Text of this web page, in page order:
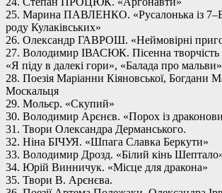
25. Марина ПАВЛЕНКО. «Русалонька із
роду Кулаківських»
26. Олександр ГАВРОШ. «Неймовірні
27. Володимир ІВАСЮК. Пісенна творчість
«Я піду в далекі гори», «Балада про
28. Поезія Маріанни Кіяновської, Богдани
Москальця
29. Мольєр. «Скупий»
30. Володимир Арєнєв. «Порох із
31. Твори Олександра Дерманського.
32. Ніна БІЧУЯ. «Шпага Славка Беркути»
33. Володимир Дрозд. «Білий кінь
34. Юрій Винничук. «Місце для дракона»
35. Твори В. Арєнєва.